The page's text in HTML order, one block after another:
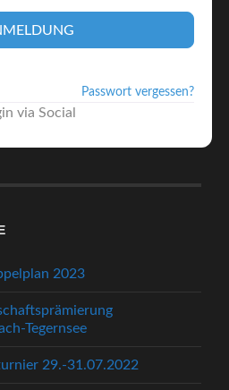
Passwort vergessen?
via Social
2023
Tegernsee
29.-31.07.2022